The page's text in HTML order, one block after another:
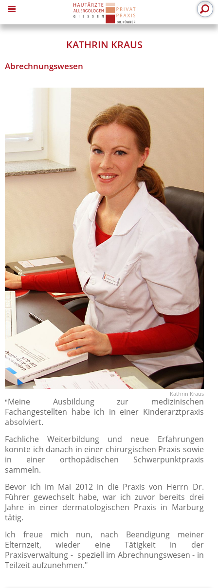
MENU
KATHRIN KRAUS
Abrechnungswesen
Kathrin Kraus
"Meine Ausbildung zur medizinischen
Fachangestellten habe ich in einer Kinderarztpraxis
absolviert.
Fachliche Weiterbildung und neue Erfahrungen
konnte ich danach in einer chirurgischen Praxis sowie
in einer orthopädischen Schwerpunktpraxis
sammeln.
Bevor ich im Mai 2012 in die Praxis von Herrn Dr.
Führer gewechselt habe, war ich zuvor bereits drei
Jahre in einer dermatologischen Praxis in Marburg
tätig.
Ich freue mich nun, nach Beendigung meiner
Elternzeit, wieder eine Tätigkeit in der
Praxisverwaltung - speziell im Abrechnungswesen - in
Teilzeit aufzunehmen."